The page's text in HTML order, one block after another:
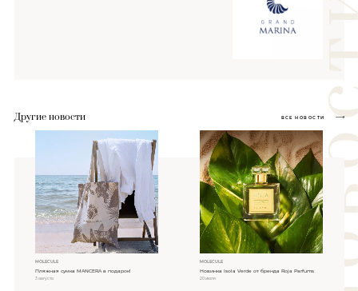
Другие новости ВСЕ НОВОСТИ
MOLECULE
Пляжная сумка MANCERA в подарок!
3 августа
MOLECULE
Новинка Isola Verde от бренда Roja Parfums
20 июля